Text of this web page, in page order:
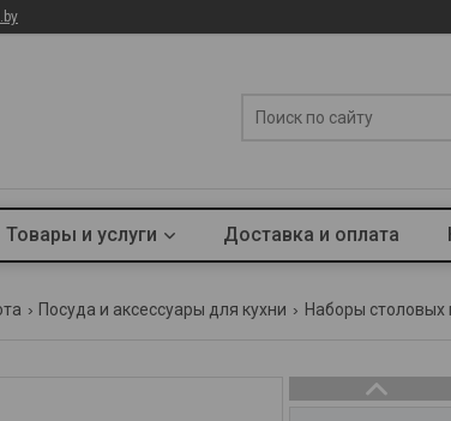
Товары и услуги Доставка и оплата
Посуда и аксессуары для кухни Наборы столовых